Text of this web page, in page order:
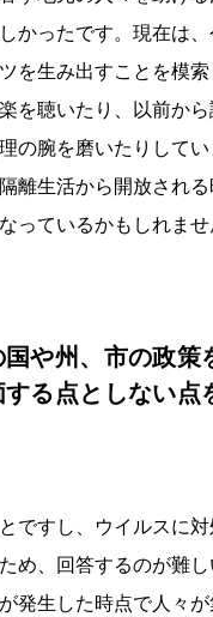
かったです。現在は
を生み出すことを模
を聴いたり、以前か
の腕を磨いたりして
離生活から開放され
っているかもしれませ
や州、市の政策
る点としない点
ですし、ウイルスに
め、回答するのが難
発生した時点で人々